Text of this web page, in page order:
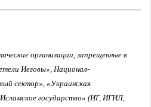
организации, запрещенные в
Иеговы», Национал-
сектор», «Украинская
государство» (ИГ, ИГИЛ,